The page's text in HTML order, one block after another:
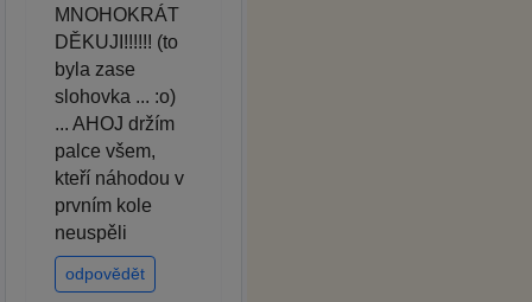
MNOHOKRÁT
DĚKUJI!!!!!! (to
byla zase
slohovka ... :o)
... AHOJ držím
palce všem,
kteří náhodou v
prvním kole
neuspěli
odpovědět